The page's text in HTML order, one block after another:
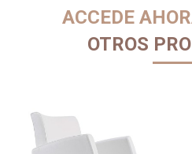
ACCEDE
OTROS